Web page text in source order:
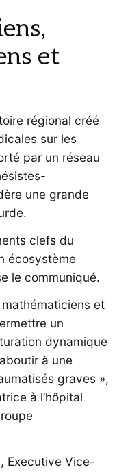
et
régional créé
sur les
par un réseau
une grande
clefs du
écosystème
le communiqué.
et
un
dynamique
à une
graves »,
à l’hôpital
Executive Vice-